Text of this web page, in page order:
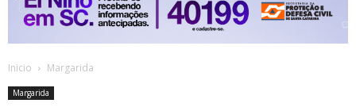
Inicio Margarida
Margarida